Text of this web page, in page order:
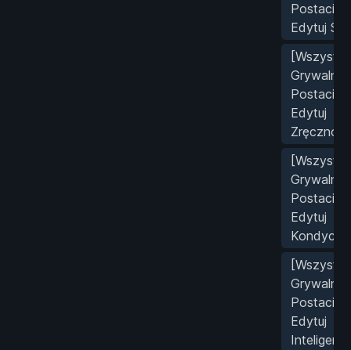
Postacie]
Edytuj Siłę
Grywalne
Postacie]
Edytuj
Zręczność
Grywalne
Postacie]
Edytuj
Kondycję
Grywalne
Postacie]
Edytuj